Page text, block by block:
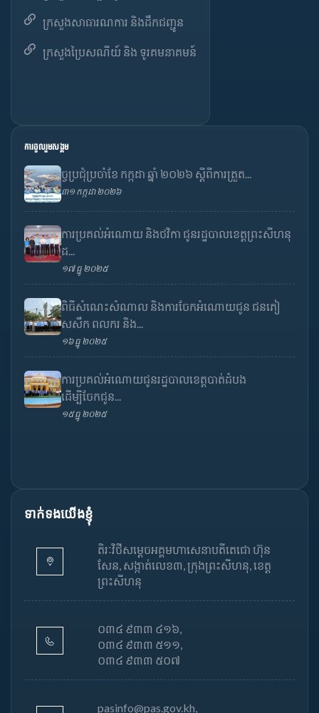
ក្រសួងសាធារណការ និងដឹកជញ្ជូន
ក្រសួងប្រៃសណីយ៍ និង ទូរគមនាគមន៍
ការចូលរួមសង្គម
ច្ចប្រជុំប្រចាំខែ កក្កដា ឆ្នាំ ២០២៦ ស្តីពីការត្រួត...
៣១ កក្កដា ២០២៦
ការប្រគល់អំណោយ និងថវិកា ជូនរដ្ឋបាលខេត្តព្រះសីហនុ
ដ...
១៧ ធ្នូ ២០២៥
ពិធីសំណេះសំណាល និងការចែកអំណោយជូន ជនភៀ
សសឹក ពលករ និង...
១៦ ធ្នូ ២០២៥
ការប្រគល់អំណោយជូនរដ្ឋបាលខេត្តបាត់ដំបង
ដើម្បីចែកជូន...
១៥ ធ្នូ ២០២៥
ទាក់ទងយើងខ្ញុំ
តិរៈវិថីសម្តេចអគ្គមហាសេនាបតីតេជោ ហ៊ុន
សែន, សង្កាត់លេខ៣, ក្រុងព្រះសីហនុ, ខេត្ត
ព្រះសីហនុ
០៣៤ ៩៣៣ ៤១៦,
០៣៤ ៩៣៣ ៥១១,
០៣៤ ៩៣៣ ៥០៧
pasinfo@pas.gov.kh,